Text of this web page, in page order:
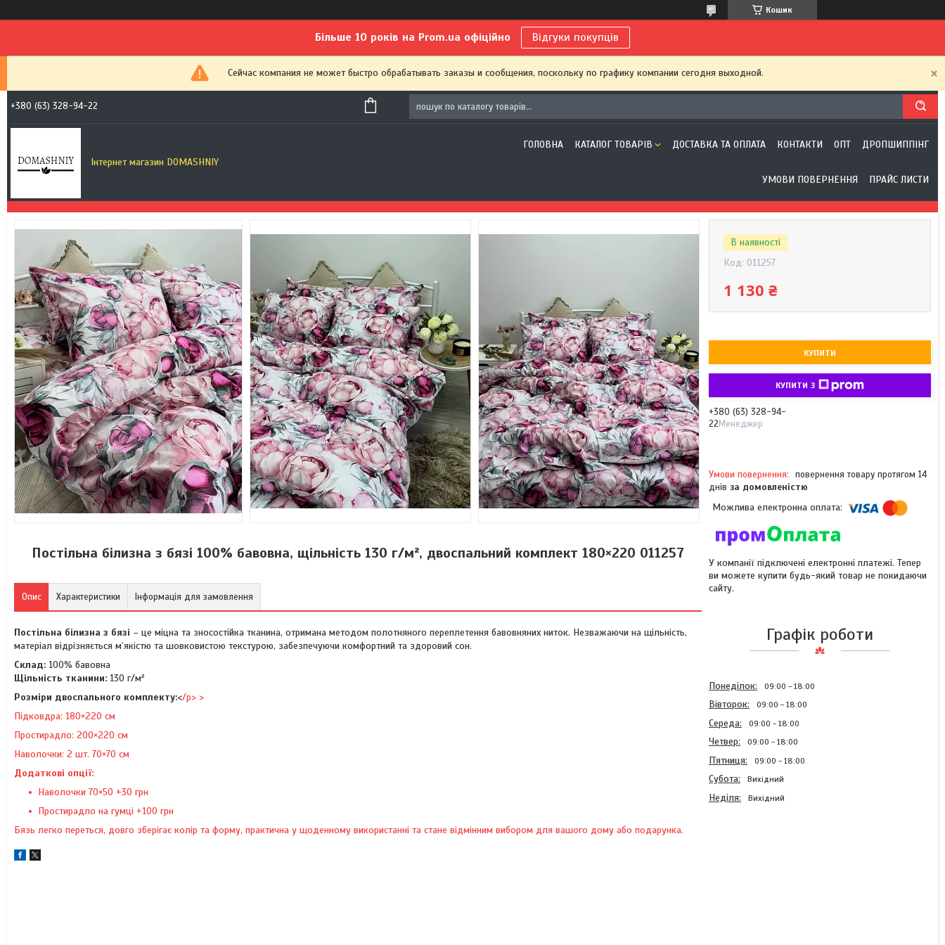
Кошик
Більше 10 років на Prom.ua офіційно Відгуки покупців
Сейчас компания не может быстро обрабатывать заказы и сообщения, поскольку по графику компании сегодня выходной.
+380 (63) 328-94-22
Інтернет магазин DOMASHNIY
ГОЛОВНА КАТАЛОГ ТОВАРІВ ДОСТАВКА ТА ОПЛАТА КОНТАКТИ ОПТ ДРОПШИППІНГ
УМОВИ ПОВЕРНЕННЯ ПРАЙС ЛИСТИ
Постільна білизна з бязі 100% бавовна, щільність 130 г/м², двоспальний комплект 180×220 011257
Опис Характеристики Інформація для замовлення
Постільна білизна з бязі – це міцна та зносостійка тканина, отримана методом полотняного переплетення бавовняних ниток. Незважаючи на щільність,
матеріал відрізняється м’якістю та шовковистою текстурою, забезпечуючи комфортний та здоровий сон.
Склад: 100% бавовна
Щільність тканини: 130 г/м²
Розміри двоспального комплекту:</p> >
Підковдра: 180×220 см
Простирадло: 200×220 см
Наволочки: 2 шт. 70×70 см
Додаткові опції:
Наволочки 70×50 +30 грн
Простирадло на гумці +100 грн
Бязь легко переться, довго зберігає колір та форму, практична у щоденному використанні та стане відмінним вибором для вашого дому або подарунка.
В наявності
Код: 011257
1 130 ₴
КУПИТИ
КУПИТИ З
+380 (63) 328-94-
22Менеджер
повернення товару протягом 14
днів за домовленістю
У компанії підключені електронні платежі. Тепер
ви можете купити будь-який товар не покидаючи
сайту.
Графік роботи
Понеділок 09:00 18:00
Вівторок 09:00 18:00
Середа 09:00 18:00
Четвер 09:00 18:00
Пʼятниця 09:00 18:00
Субота Вихідний
Неділя Вихідний